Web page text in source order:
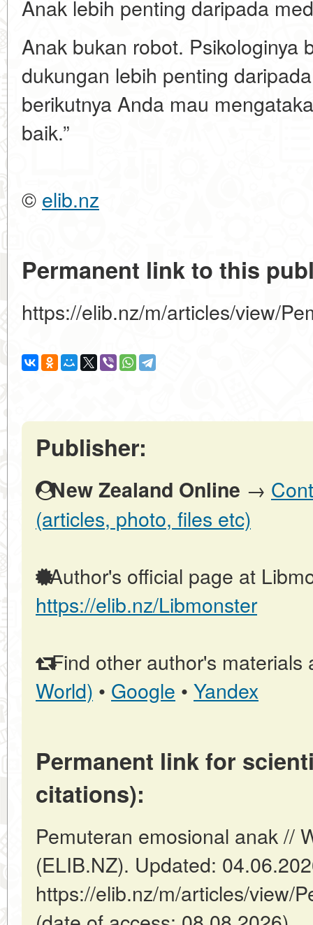
Anak lebih penting daripada
Anak bukan robot. Psikologinya
dukungan lebih penting
berikutnya Anda mau
baik.”
© elib.nz
Permanent link to this
https://elib.nz/m/articles/view/
Publisher:
New Zealand Online →
(articles, photo, files etc)
Author's official page at
https://elib.nz/Libmonster
Find other author's materials
World) • Google • Yandex
Permanent link for
citations):
Pemuteran emosional anak //
(ELIB.NZ). Updated:
https://elib.nz/m/articles/view/